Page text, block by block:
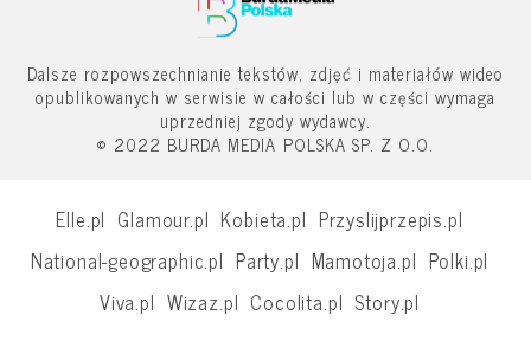
Dalsze rozpowszechnianie tekstów, zdjęć i materiałów wideo
opublikowanych w serwisie w całości lub w części wymaga
uprzedniej zgody wydawcy.
© 2022 BURDA MEDIA POLSKA SP. Z O.O.
Elle.pl Glamour.pl Kobieta.pl Przyslijprzepis.pl
National-geographic.pl Party.pl Mamotoja.pl Polki.pl
Viva.pl Wizaz.pl Cocolita.pl Story.pl